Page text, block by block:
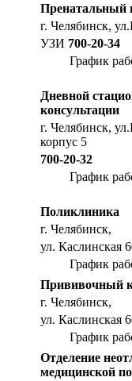
Пренатальный
г. Челябинск,
УЗИ 700-20-34
График
Дневной
консультации
г. Челябинск,
корпус 5
700-20-32
График
Поликлиника
г. Челябинск,
ул. Каслинская
График
Прививочный
г. Челябинск,
ул. Каслинская
График
Отделение
медицинской